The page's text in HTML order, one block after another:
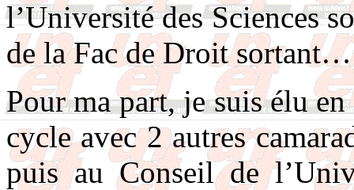
l’Université des Sciences
de la Fac de Droit
Pour ma part, je suis élu
cycle avec 2 autres
puis au Conseil de